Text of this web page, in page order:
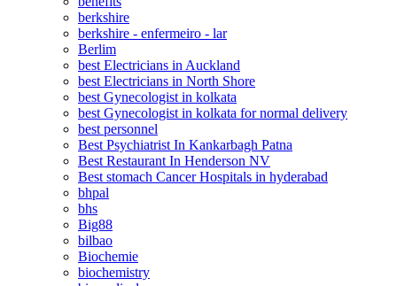
berkshire
berkshire - enfermeiro - lar
Berlim
best Electricians in Auckland
best Electricians in North Shore
best Gynecologist in kolkata
best Gynecologist in kolkata for normal delivery
best personnel
Best Psychiatrist In Kankarbagh Patna
Best Restaurant In Henderson NV
Best stomach Cancer Hospitals in hyderabad
bhpal
bhs
Big88
bilbao
Biochemie
biochemistry